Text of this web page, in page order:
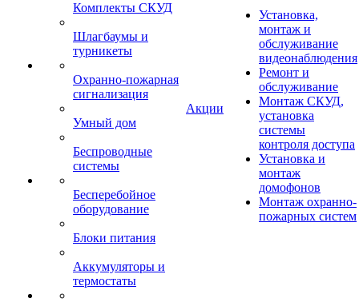
Комплекты СКУД
Шлагбаумы и
турникеты
Охранно-пожарная
сигнализация
Умный дом
Беспроводные
системы
Бесперебойное
оборудование
Блоки питания
Аккумуляторы и
термостаты
Акции
Установка,
монтаж и
обслуживание
видеонаблюдения
Ремонт и
обслуживание
Монтаж СКУД,
установка
системы
контроля доступа
Установка и
монтаж
домофонов
Монтаж охранно-
пожарных систем